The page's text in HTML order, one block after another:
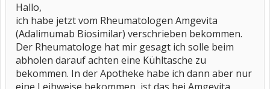
Hallo,
ich habe jetzt vom Rheumatologen Amgevita
(Adalimumab Biosimilar) verschrieben bekommen.
Der Rheumatologe hat mir gesagt ich solle beim
abholen darauf achten eine Kühltasche zu
bekommen. In der Apotheke habe ich dann aber nur